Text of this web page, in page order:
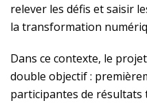
relever les défis et saisir
la transformation
Dans ce contexte, le
double objectif :
participantes de résultats